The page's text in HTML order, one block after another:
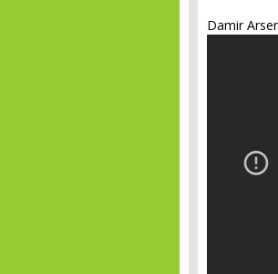
Damir